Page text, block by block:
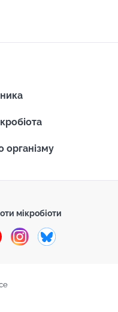
організму
мікробіоти
YouTubeInstagram